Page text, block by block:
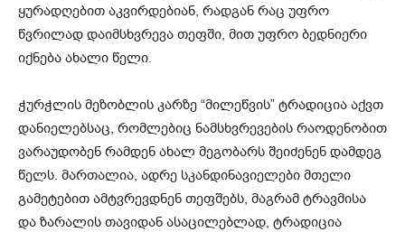
ყურადღებით აკვირდებიან, რადგან რაც უფრო
წვრილად დაიმსხვრევა თეფში, მით უფრო ბედნიერი
იქნება ახალი წელი.
ჭურჭლის მეზობლის კარზე “მილეწვის” ტრადიცია აქვთ
დანიელებსაც, რომლებიც ნამსხვრევების რაოდენობით
ვარაუდობენ რამდენ ახალ მეგობარს შეიძენენ დამდეგ
წელს. მართალია, ადრე სკანდინავიელები მთელი
გამეტებით ამტვრევდნენ თეფშებს, მაგრამ ტრავმისა
და ზარალის თავიდან ასაცილებლად, ტრადიცია